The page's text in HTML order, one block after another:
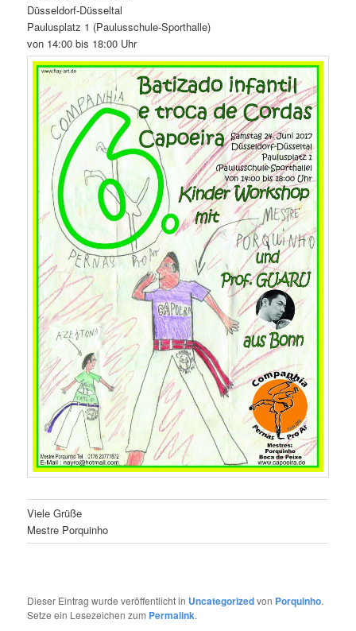
Düsseldorf-Düsseltal
Paulusplatz 1 (Paulusschule-Sporthalle)
von 14:00 bis 18:00 Uhr
Viele Grüße
Mestre Porquinho
Dieser Eintrag wurde veröffentlicht in Uncategorizedvon Porquinho.
Setze ein Lesezeichen zum Permalink.